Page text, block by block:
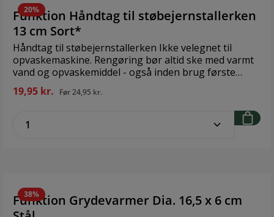
20%
Funktion Håndtag til støbejernstallerken
13 cm Sort*
Håndtag til støbejernstallerken Ikke velegnet til
opvaskemaskine. Rengøring bør altid ske med varmt
vand og opvaskemiddel - også inden brug første
gang. Sørg for at støbejern er helt tørt inden det
sættes væk, så der ikke dannes rust. Design: Funktion
19,95 kr. Før24,95 kr.
38%
Funktion Grydevarmer Dia. 16,5 x 6 cm